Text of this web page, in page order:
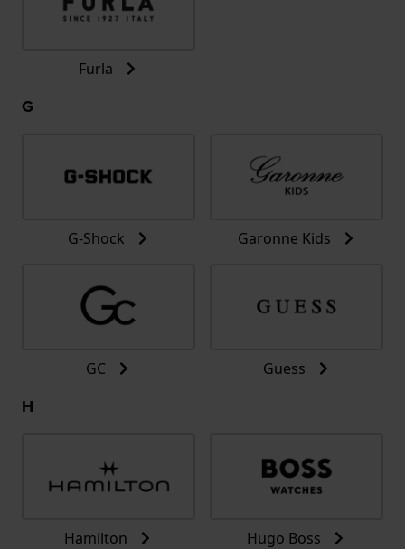
Furla
G
G-Shock Garonne Kids
GC Guess
H
Hamilton Hugo Boss